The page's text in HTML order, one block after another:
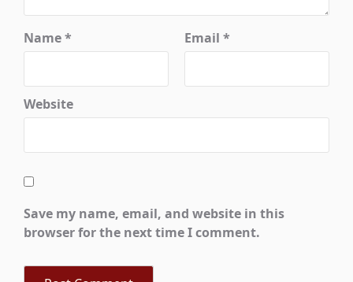
Name* Email *
Website
Save my name, email, and website in this
browser for the next time I comment.